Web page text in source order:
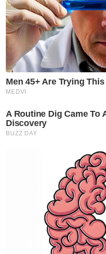
Seorang
Exco
pejabat
Ismail
Melaka NS
'Pandang
ada lagi
Ismail
utama